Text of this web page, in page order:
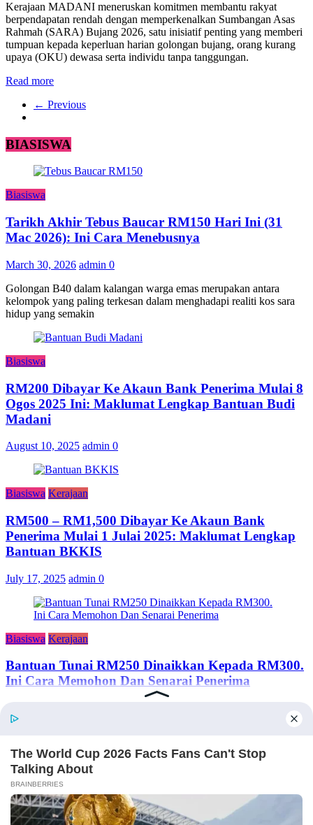
Kerajaan MADANI meneruskan komitmen membantu rakyat
berpendapatan rendah dengan memperkenalkan Sumbangan Asas
Rahmah (SARA) Bujang 2026, satu inisiatif penting yang memberi
tumpuan kepada keperluan harian golongan bujang, orang kurang
upaya (OKU) dewasa serta individu tanpa tanggungan.
Read more
← Previous
BIASISWA
Biasiswa
Tarikh Akhir Tebus Baucar RM150 Hari Ini (31
Mac 2026): Ini Cara Menebusnya
March 30, 2026 admin 0
Golongan B40 dalam kalangan warga emas merupakan antara
kelompok yang paling terkesan dalam menghadapi realiti kos sara
hidup yang semakin
Biasiswa
RM200 Dibayar Ke Akaun Bank Penerima Mulai 8
Ogos 2025 Ini: Maklumat Lengkap Bantuan Budi
Madani
August 10, 2025 admin 0
Biasiswa Kerajaan
RM500 – RM1,500 Dibayar Ke Akaun Bank
Penerima Mulai 1 Julai 2025: Maklumat Lengkap
Bantuan BKKIS
July 17, 2025 admin 0
Biasiswa Kerajaan
Bantuan Tunai RM250 Dinaikkan Kepada RM300.
Ini Cara Memohon Dan Senarai Penerima
Semakan Bantuan adalah portal semakan untuk rakyat Malaysia,
merangkumi kerajaan, swasta dan sebagainya.